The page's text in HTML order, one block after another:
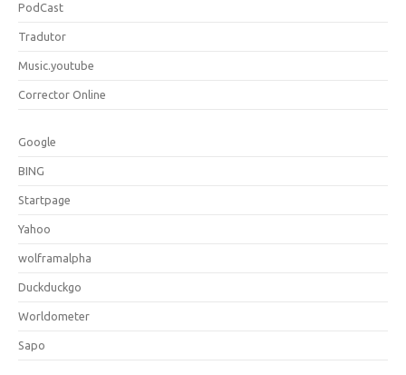
PodCast
Tradutor
Music.youtube
Corrector Online
Google
BING
Startpage
Yahoo
wolframalpha
Duckduckgo
Worldometer
Sapo